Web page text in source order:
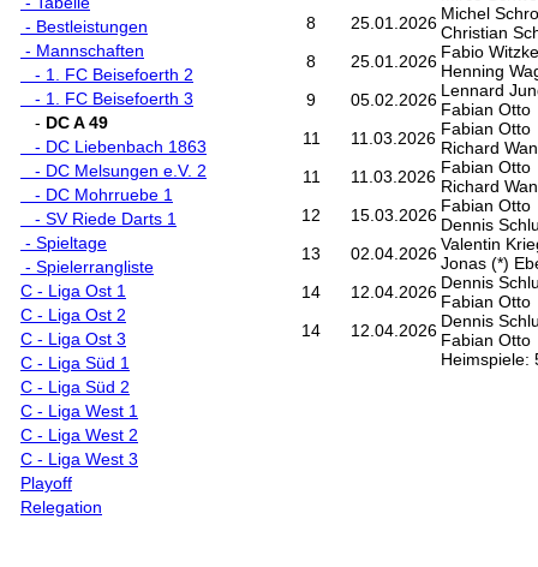
- Bestleistungen
- Mannschaften
- 1. FC Beisefoerth 2
- 1. FC Beisefoerth 3
- DC A 49
- DC Liebenbach 1863
- DC Melsungen e.V. 2
- DC Mohrruebe 1
- SV Riede Darts 1
- Spieltage
- Spielerrangliste
C - Liga Ost 1
C - Liga Ost 2
C - Liga Ost 3
C - Liga Süd 1
C - Liga Süd 2
C - Liga West 1
C - Liga West 2
C - Liga West 3
Playoff
Relegation
8
25.01.2026 Michel
Christian
8
25.01.2026 Fabio Witzke
Henning
9
05.02.2026 Lennard
Fabian Otto
11
11.03.2026 Fabian Otto
Richard
11
11.03.2026 Fabian Otto
Richard
12
15.03.2026 Fabian Otto
Dennis
13
02.04.2026 Valentin
Jonas (*)
14
12.04.2026 Dennis
Fabian Otto
14
12.04.2026 Dennis
Fabian Otto
Heimspiele: